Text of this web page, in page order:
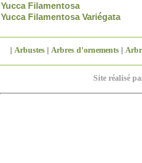
Yucca Filamentosa
Yucca Filamentosa Variégata
| Arbustes| Arbres d'ornements|
Site réalisé